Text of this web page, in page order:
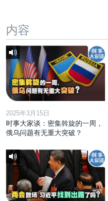
关注新疆
内容
2025年3月15日
时事大家谈：密集斡旋的一周，
俄乌问题有无重大突破？